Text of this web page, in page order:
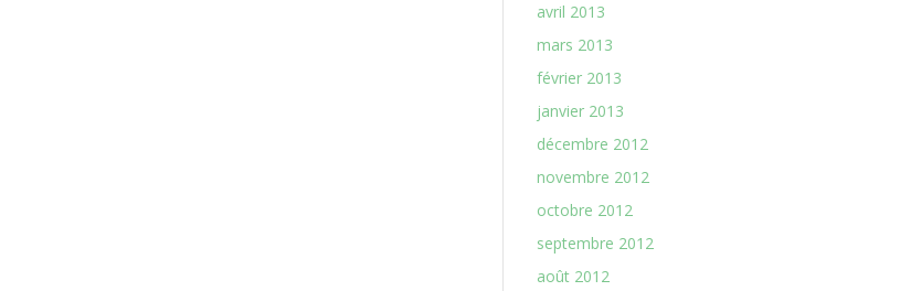
avril 2013
mars 2013
février 2013
janvier 2013
décembre 2012
novembre 2012
octobre 2012
septembre 2012
août 2012